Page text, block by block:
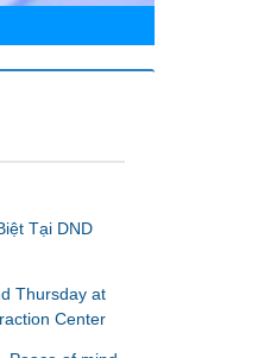
Tại DND
Thursday at
Center